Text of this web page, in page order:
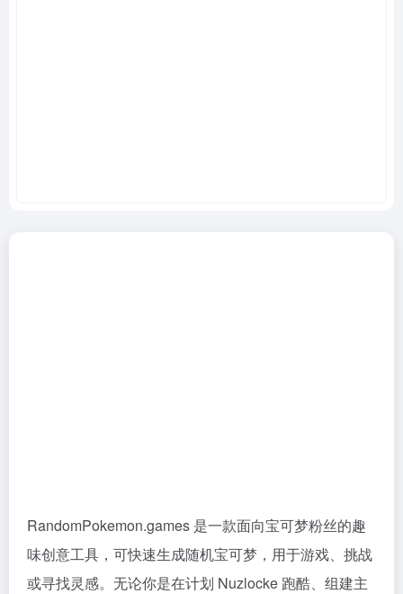
RandomPokemon.games 是一款面向宝可梦粉丝的趣
味创意工具，可快速生成随机宝可梦，用于游戏、挑战
或寻找灵感。无论你是在计划 Nuzlocke 跑酷、组建主